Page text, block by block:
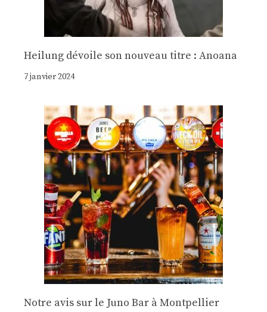
Heilung dévoile son nouveau titre : Anoana
7 janvier 2024
Notre avis sur le Juno Bar à Montpellier